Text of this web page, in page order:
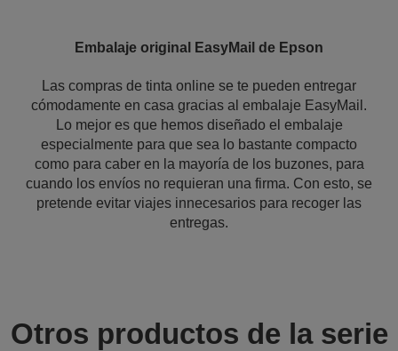
Embalaje original EasyMail de Epson
Las compras de tinta online se te pueden entregar
cómodamente en casa gracias al embalaje EasyMail.
Lo mejor es que hemos diseñado el embalaje
especialmente para que sea lo bastante compacto
como para caber en la mayoría de los buzones, para
cuando los envíos no requieran una firma. Con esto, se
pretende evitar viajes innecesarios para recoger las
entregas.
Otros productos de la serie